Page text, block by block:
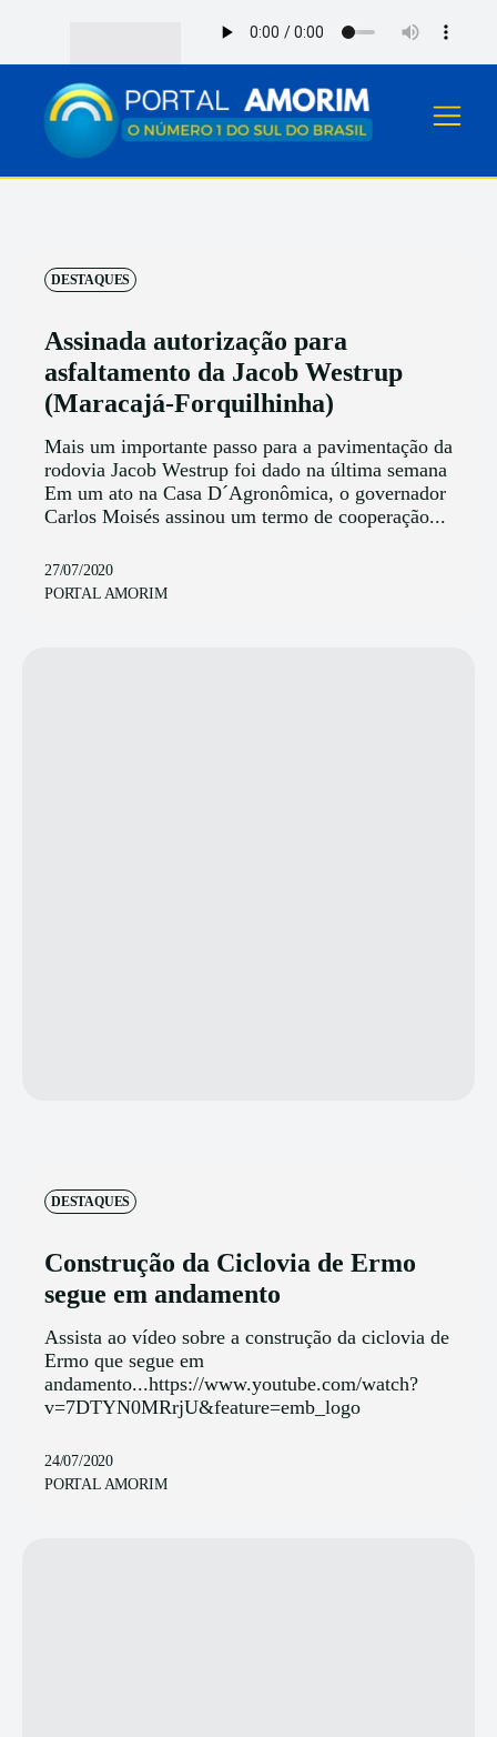
DESTAQUES
Assinada autorização para
asfaltamento da Jacob Westrup
(Maracajá-Forquilhinha)
Mais um importante passo para a pavimentação da
rodovia Jacob Westrup foi dado na última semana
Em um ato na Casa D´Agronômica, o governador
Carlos Moisés assinou um termo de cooperação...
27/07/2020
PORTAL AMORIM
DESTAQUES
Construção da Ciclovia de Ermo
segue em andamento
Assista ao vídeo sobre a construção da ciclovia de
Ermo que segue em
andamento...https://www.youtube.com/watch?
v=7DTYN0MRrjU&feature=emb_logo
24/07/2020
PORTAL AMORIM